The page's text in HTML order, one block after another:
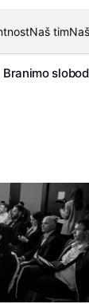
Naš tim
Branimo